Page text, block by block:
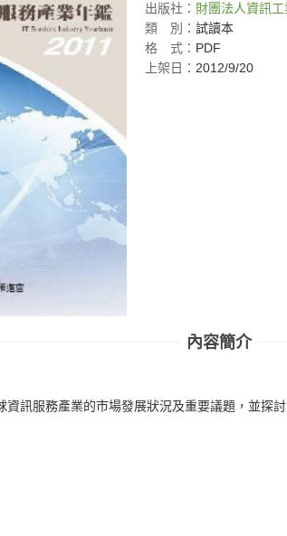
出版社： 財團法人資訊
類
別： 試讀本
格
式： PDF
上架日： 2012/9/20
內容簡介
資訊服務產業的市場發展狀況及重要議題，並探